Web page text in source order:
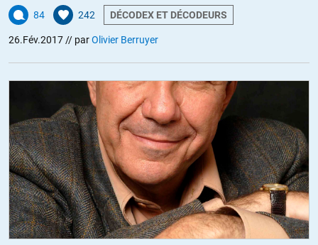
84 242 DÉCODEX ET DÉCODEURS
26.Fév.2017 // parOlivier Berruyer